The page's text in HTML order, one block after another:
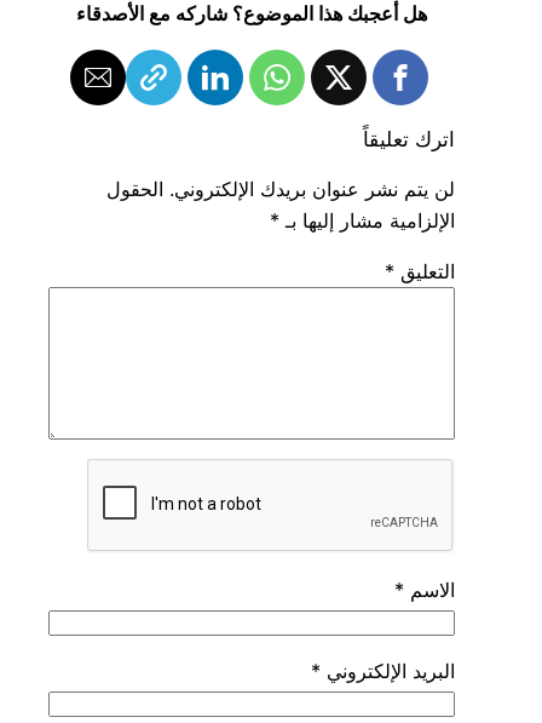
هل أعجبك هذا الموضوع؟ شاركه مع الأصدقاء
اترك تعليقاً
لن يتم نشر عنوان بريدك الإلكتروني. الحقول
الإلزامية مشار إليها بـ*
التعليق*
الاسم*
البريد الإلكتروني*